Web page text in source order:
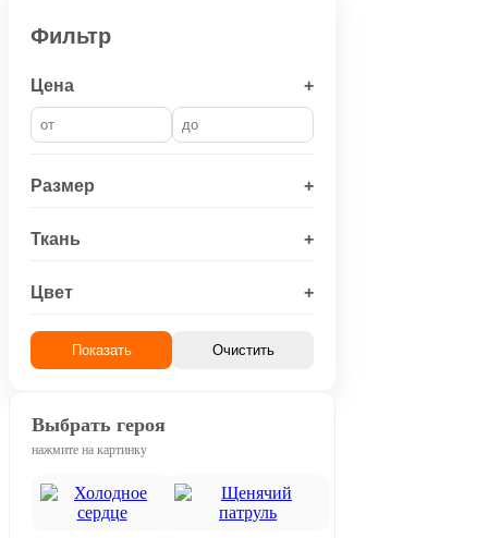
Фильтр
Цена +
Размер +
Ткань +
Цвет +
Показать Очистить
Выбрать героя
нажмите на картинку